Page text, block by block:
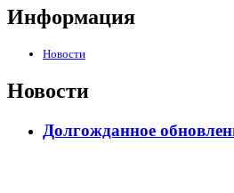
Информация
Новости
Новости
Долгожданное